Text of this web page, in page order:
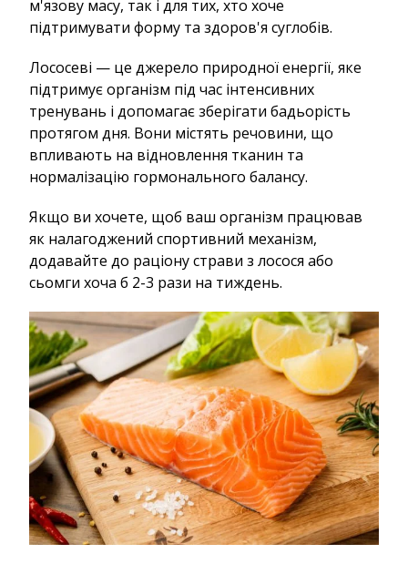
м'язову масу, так і для тих, хто хоче
підтримувати форму та здоров'я суглобів.
Лососеві — це джерело природної енергії, яке
підтримує організм під час інтенсивних
тренувань і допомагає зберігати бадьорість
протягом дня. Вони містять речовини, що
впливають на відновлення тканин та
нормалізацію гормонального балансу.
Якщо ви хочете, щоб ваш організм працював
як налагоджений спортивний механізм,
додавайте до раціону страви з лосося або
сьомги хоча б 2-3 рази на тиждень.